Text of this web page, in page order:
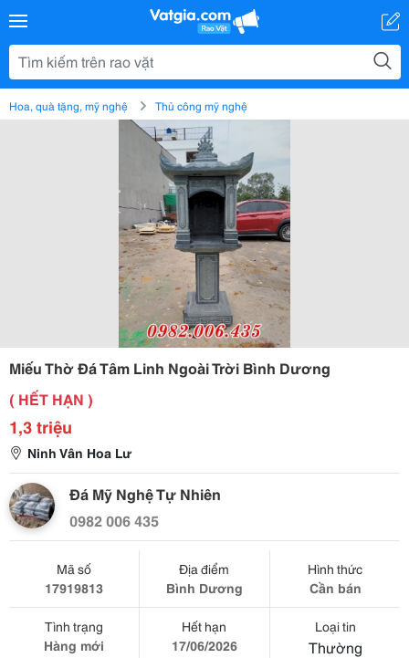
Hoa, quà tặng, mỹ nghệ Thủ công mỹ nghệ
Miếu Thờ Đá Tâm Linh Ngoài Trời Bình Dương
( HẾT HẠN )
1,3 triệu
Ninh Vân Hoa Lư
Đá Mỹ Nghệ Tự Nhiên
0982 006 435
Mã số
17919813
Địa điểm
Bình Dương
Hình thức
Cần bán
Tình trạng
Hàng mới
Hết hạn
17/06/2026
Loại tin
Thường